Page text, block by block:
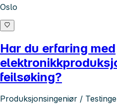
Oslo
Har du erfaring med
feilsøking?
Produksjonsingeniør /